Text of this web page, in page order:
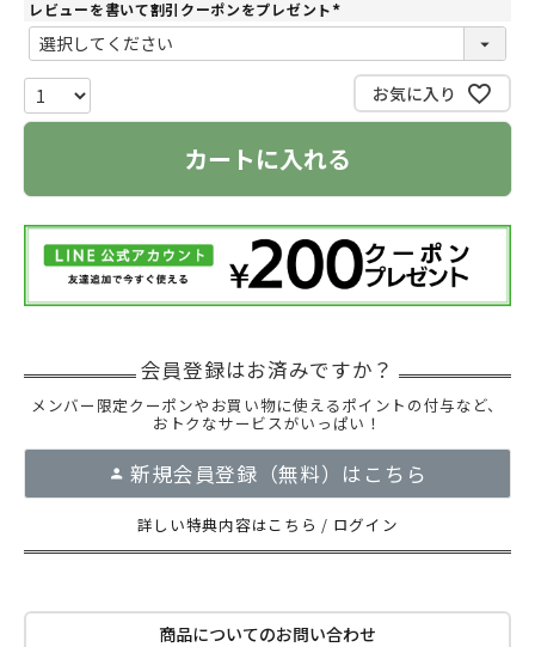
レビューを書いて割引クーポンをプレゼント
(
)
お気に入り
カートに入れる
メンバー限定クーポンやお買い物に使えるポイントの付与など、
おトクなサービスがいっぱい！
新規会員登録（無料）はこちら
詳しい特典内容はこちら / ログイン
商品についてのお問い合わせ